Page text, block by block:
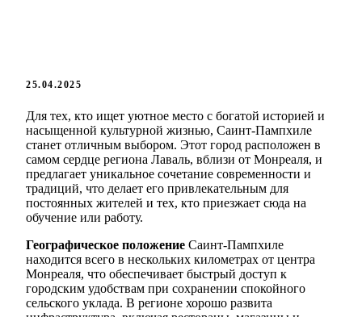
25.04.2025
Для тех, кто ищет уютное место с богатой историей и
насыщенной культурной жизнью, Саинт-Пампхиле
станет отличным выбором. Этот город расположен в
самом сердце региона Лаваль, вблизи от Монреаля, и
предлагает уникальное сочетание современности и
традиций, что делает его привлекательным для
постоянных жителей и тех, кто приезжает сюда на
обучение или работу.
Географическое положение Саинт-Пампхиле
находится всего в нескольких километрах от центра
Монреаля, что обеспечивает быстрый доступ к
городским удобствам при сохранении спокойного
сельского уклада. В регионе хорошо развита